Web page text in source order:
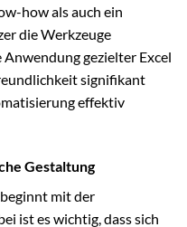
how als auch ein
die Werkzeuge
gezielter Excel
signifikant
effektiv
Gestaltung
mit der
ist es wichtig, dass sich